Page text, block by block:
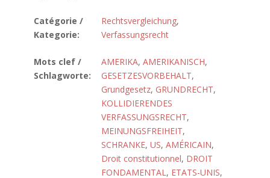
Catégorie /
Kategorie:
Rechtsvergleichung,
Verfassungsrecht
Mots clef /
Schlagworte:
AMERIKA, AMERIKANISCH,
GESETZESVORBEHALT,
Grundgesetz, GRUNDRECHT,
KOLLIDIERENDES
VERFASSUNGSRECHT,
MEINUNGSFREIHEIT,
SCHRANKE, US, AMÉRICAIN,
Droit constitutionnel, DROIT
FONDAMENTAL, ETATS-UNIS,